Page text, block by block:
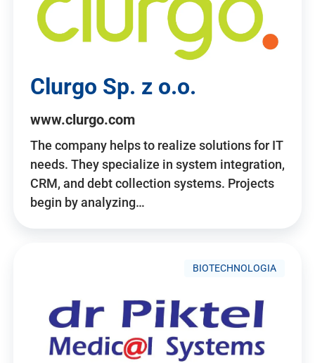
Clurgo Sp. z o.o.
www.clurgo.com
The company helps to realize solutions for IT
needs. They specialize in system integration,
CRM, and debt collection systems. Projects
begin by analyzing…
BIOTECHNOLOGIA